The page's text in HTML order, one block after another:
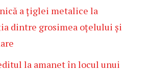
a țiglei metalice la
dintre grosimea oțelului și
la amanet în locul unui